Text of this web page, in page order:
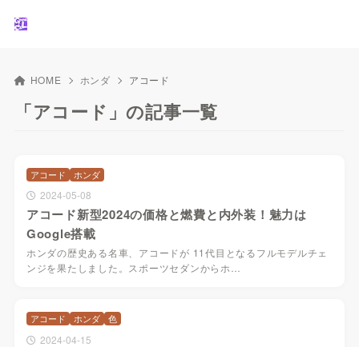
HOME ホンダ アコード
「アコード」の記事一覧
アコード ホンダ
2024-05-08
アコード新型2024の価格と燃費と内外装！魅力は
Google搭載
ホンダの歴史ある名車、アコードが 11代目となるフルモデルチェ
ンジを果たしました。スポーツセダンからホ…
アコード ホンダ 色
2024-04-15